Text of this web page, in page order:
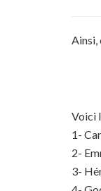
Ainsi,
Voici
1-
2-
3-